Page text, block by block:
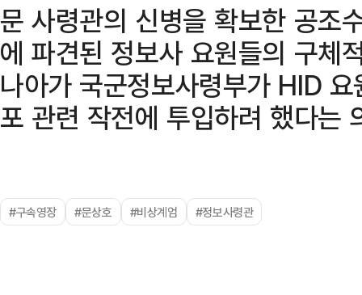
문 사령관의 신병을 확보한 공조
에 파견된 정보사 요원들의 구체
나아가 국군정보사령부가 HID
포 관련 작전에 투입하려 했다는
#구속영장 #문상호 #비상계엄 #정보사령관